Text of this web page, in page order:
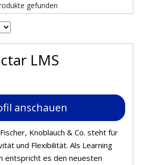
gefunden
LMS
anschauen
Knoblauch & Co. steht für
und Flexibilität. Als Learning
entspricht es den neuesten